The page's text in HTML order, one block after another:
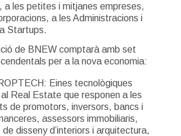
a les petites i mitjanes empreses,
a les Administracions i
Startups.
de BNEW comptarà amb set
per a la nova economia:
Eines tecnològiques
Real Estate que responen a les
de promotors, inversors, bancs i
assessors immobiliaris,
disseny d’interiors i arquitectura,